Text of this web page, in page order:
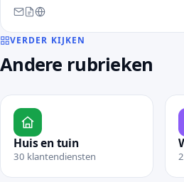
Bereikbaar via e-mail, contactformulier
VERDER KIJKEN
Andere rubrieken
Huis en tuin
30 klantendiensten
Bekijk rubriek Huis en tuin